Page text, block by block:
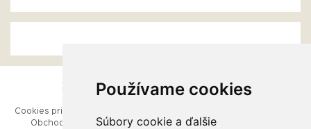
Používame cookies
Súbory cookie a ďalšie
ESHOP
Cookies pri prezeraní stránok
Obchodné podmienky
RÝCHLE MENU
Ako balíme Vaše šperky